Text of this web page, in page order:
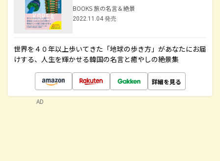
BOOKS 旅の名言＆絶景
2022.11.04 発売
世界を４０年以上歩いてきた「地球の歩き方」があなたにお届
けする、人生を輝かせる韓国の名言と癒やしの絶景集
詳細を見る
AD